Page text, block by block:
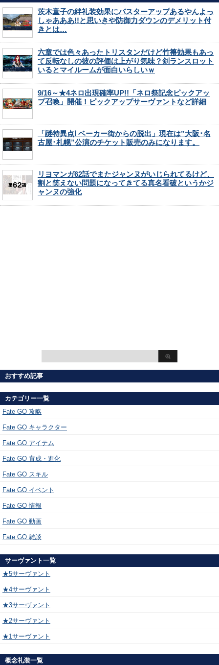
茨木童子の絆礼装効果にバスターアップあるやんよっ
しゃあああ!!と思いきや防御力ダウンのデメリット付
きとは…
六章では色々あったトリスタンだけど竹箒効果もあっ
て反転なしの彼の評価は上がり気味？剣ランスロット
いるとマイルームが面白いらしいｗ
9/16～★4ネロ出現確率UP!!「ネロ祭記念ピックアッ
プ召喚」開催！ピックアップサーヴァントなど詳細
「謎特異点Ⅰ ベーカー街からの脱出」現在は”大阪･名
古屋･札幌”公演のチケット販売のみになります。
リヨマンガ62話でまたジャンヌがいじられてるけど、
割と笑えない問題になってきてる真名看破というかジ
ャンヌの強化
おすすめ記事
カテゴリー一覧
Fate GO 攻略
Fate GO キャラクター
Fate GO アイテム
Fate GO 育成・進化
Fate GO スキル
Fate GO イベント
Fate GO 情報
Fate GO 動画
Fate GO 雑談
サーヴァント一覧
★5サーヴァント
★4サーヴァント
★3サーヴァント
★2サーヴァント
★1サーヴァント
概念礼装一覧